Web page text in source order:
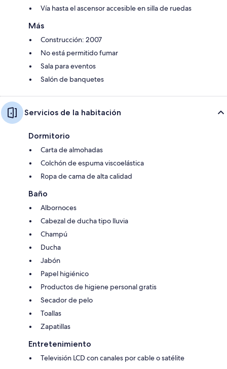
Vía hasta el ascensor accesible en silla de ruedas
Más
Construcción: 2007
No está permitido fumar
Sala para eventos
Salón de banquetes
Servicios de la habitación
Dormitorio
Carta de almohadas
Colchón de espuma viscoelástica
Ropa de cama de alta calidad
Baño
Albornoces
Cabezal de ducha tipo lluvia
Champú
Ducha
Jabón
Papel higiénico
Productos de higiene personal gratis
Secador de pelo
Toallas
Zapatillas
Entretenimiento
Televisión LCD con canales por cable o satélite